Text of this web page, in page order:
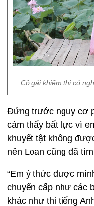
Cô gái khiếm thị có
Đứng trước nguy cơ
cảm thấy bất lực vì
khuyết tật không
nên Loan cũng đã
“Em ý thức được
chuyển cấp như các
khác như thi tiếng